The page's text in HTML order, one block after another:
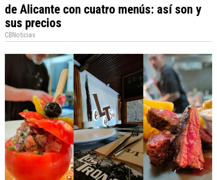
de Alicante con cuatro menús: así son y
sus precios
CBNoticias